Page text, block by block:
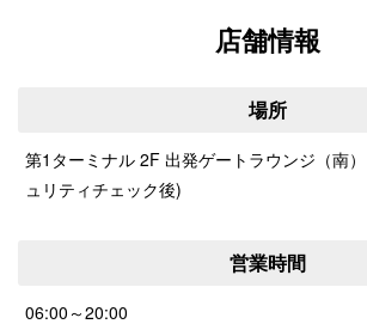
店舗情報
場所
第1ターミナル 2F 出発ゲートラウンジ（南
ュリティチェック後)
営業時間
06:00～20:00